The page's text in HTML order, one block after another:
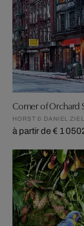
Corner of Orchard
HORST & DANIEL
à partir de € 1 050